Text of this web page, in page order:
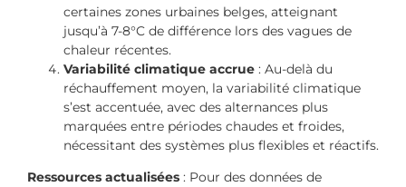
certaines zones urbaines belges, atteignant
jusqu’à 7-8°C de différence lors des vagues de
chaleur récentes.
Variabilité climatique accrue : Au-delà du
réchauffement moyen, la variabilité climatique
s’est accentuée, avec des alternances plus
marquées entre périodes chaudes et froides,
nécessitant des systèmes plus flexibles et réactifs.
Ressources actualisées : Pour des données de